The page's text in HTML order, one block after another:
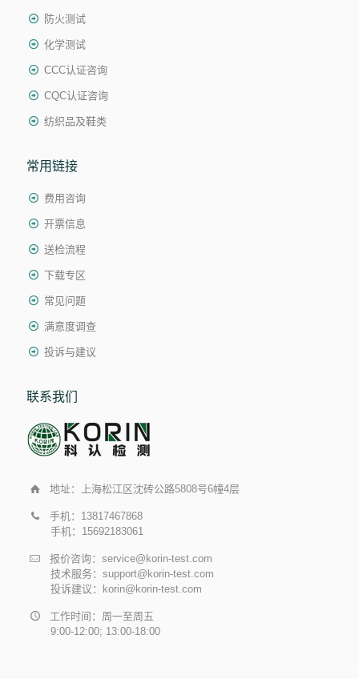
防火测试
化学测试
CCC认证咨询
CQC认证咨询
纺织品及鞋类
常用链接
费用咨询
开票信息
送检流程
下载专区
常见问题
满意度调查
投诉与建议
联系我们
地址：上海松江区沈砖公路5808号6幢4层
手机：13817467868
手机：15692183061
报价咨询：service@korin-test.com
技术服务：support@korin-test.com
投诉建议：korin@korin-test.com
工作时间：周一至周五
9:00-12:00; 13:00-18:00